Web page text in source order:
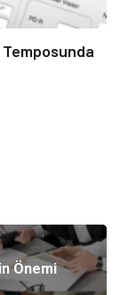
Temposunda
Önemi